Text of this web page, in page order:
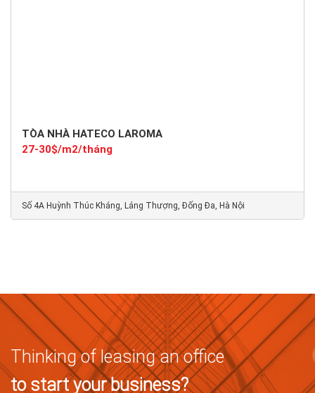
TÒA NHÀ HATECO LAROMA
27-30$/m2/tháng
Số 4A Huỳnh Thúc Kháng, Láng Thượng, Đống Đa, Hà Nội
Thinking of leasing an office
to start your business?